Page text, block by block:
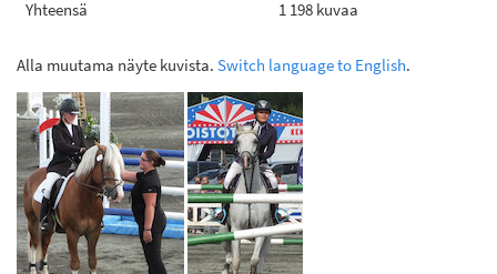
Yhteensä
1 198 kuvaa
Alla muutama näyte kuvista. Switch language to English.